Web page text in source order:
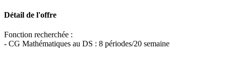
Détail de l'offre
Fonction recherchée :
- CG Mathématiques au DS : 8 périodes/20 semaine